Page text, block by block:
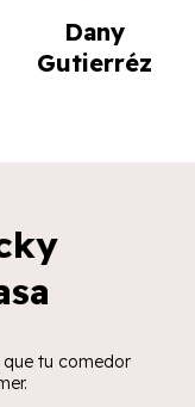
Dany
Gutierréz
que tu comedor